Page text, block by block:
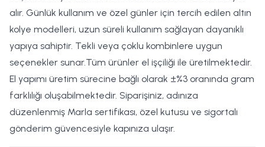
alır. Günlük kullanım ve özel günler için tercih edilen altın
kolye modelleri, uzun süreli kullanım sağlayan dayanıklı
yapıya sahiptir. Tekli veya çoklu kombinlere uygun
seçenekler sunar.Tüm ürünler el işçiliği ile üretilmektedir.
El yapımı üretim sürecine bağlı olarak ±%3 oranında gram
farklılığı oluşabilmektedir. Siparişiniz, adınıza
düzenlenmiş Marla sertifikası, özel kutusu ve sigortalı
gönderim güvencesiyle kapınıza ulaşır.